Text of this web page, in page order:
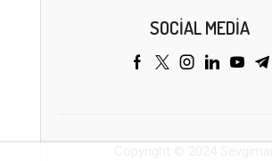
SOCIAL MEDIA